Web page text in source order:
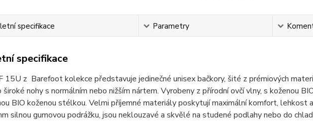
specifikace Parametry
specifikace
15U z Barefoot kolekce představuje jedinečné unisex bačkory, šité z prémiových
široké nohy s normálním nebo nižším nártem. Vyrobeny z přírodní ovčí vlny, s koženou
BIO koženou stélkou. Velmi příjemné materiály poskytují maximální komfort, lehkost
silnou gumovou podrážku, jsou neklouzavé a skvělé na studené podlahy nebo do